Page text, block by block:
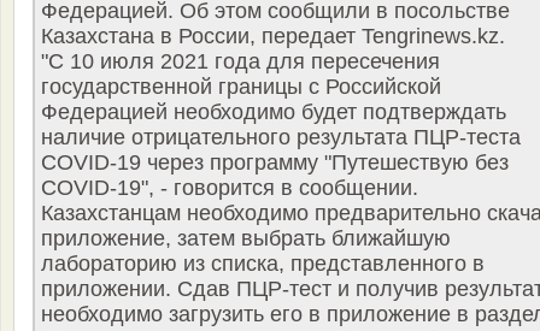
Федерацией. Об этом сообщили в посольстве
Казахстана в России, передает Tengrinews.kz.
"С 10 июля 2021 года для пересечения
государственной границы с Российской
Федерацией необходимо будет подтверждать
наличие отрицательного результата ПЦР-теста
COVID-19 через программу "Путешествую без
COVID-19", - говорится в сообщении.
Казахстанцам необходимо предварительно
приложение, затем выбрать ближайшую
лабораторию из списка, представленного в
приложении. Сдав ПЦР-тест и получив
необходимо загрузить его в приложение в